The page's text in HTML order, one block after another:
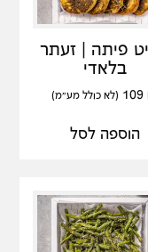
פיתה | זעתר
בלאדי
109 (לא כולל מע"מ)
הוספה לסל